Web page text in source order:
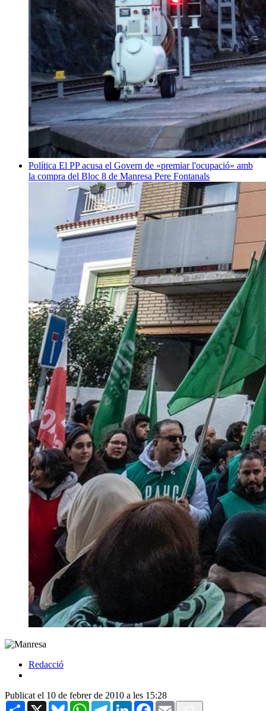
Política El PP acusa el Govern de «premiar l'ocupació» amb
la compra del Bloc 8 de Manresa Pere Fontanals
Redacció
Publicat el 10 de febrer de 2010 a les 15:28
Share X BlueskyWhatsAppTelegramLinkedInFacebook
Email